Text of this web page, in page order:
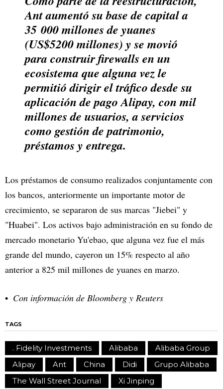
Ant aumentó su base de capital a
35 000 millones de yuanes
(US$5200 millones) y se movió
para construir firewalls en un
ecosistema que alguna vez le
permitió dirigir el tráfico desde su
aplicación de pago Alipay, con mil
millones de usuarios, a servicios
como gestión de patrimonio,
préstamos y entrega.
Los préstamos de consumo realizados conjuntamente con
los bancos, anteriormente un importante motor de
crecimiento, se separaron de sus marcas "Jiebei" y
"Huabei". Los activos bajo administración en su fondo de
mercado monetario Yu'ebao, que alguna vez fue el más
grande del mundo, cayeron un 15% respecto al año
anterior a 825 mil millones de yuanes en marzo.
Con información de Bloomberg y Reuters
TAGS
. Fidelity Investments Alibaba
Alibaba Group
Alipay
Ant China Didi
Grupo Alibaba
The Wall Street Journal
Xi Jinping